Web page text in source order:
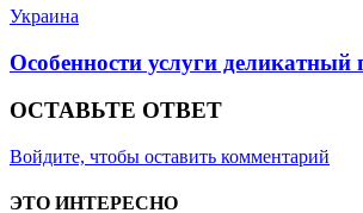
Украина
Особенности услуги деликатный
ОСТАВЬТЕ ОТВЕТ
Войдите, чтобы оставить комментарий
ЭТО ИНТЕРЕСНО